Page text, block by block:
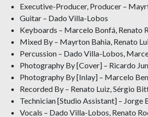
Executive-Producer, Producer –
Guitar – Dado Villa-Lobos
Keyboards – Marcelo Bonfá, Renato
Mixed By – Mayrton Bahia, Renato
Percussion – Dado Villa-Lobos,
Photography By [Cover] – Ricardo
Photography By [Inlay] – Marcelo
Recorded By – Renato Luiz, Sérgio
Technician [Studio Assistant] – Jorge
Vocals – Dado Villa-Lobos, Renato